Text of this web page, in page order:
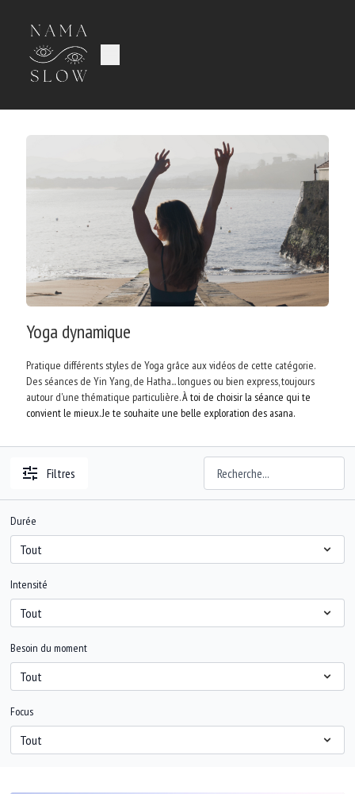
Yoga dynamique
Pratique différents styles de Yoga grâce aux vidéos de cette catégorie.
Des séances de Yin Yang, de Hatha... longues ou bien express, toujours
autour d'une thématique particulière.À toi de choisir la séance qui te
convient le mieux. Je te souhaite une belle exploration des asana.
Filtres
Durée
Intensité
Besoin du moment
Focus